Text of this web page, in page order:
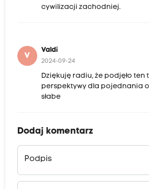
cywilizacji zachodniej.
V
Valdi
2024-09-24
Dziękuję radiu, że podjęło ten
perspektywy dla pojednania
słabe
Dodaj komentarz
Podpis